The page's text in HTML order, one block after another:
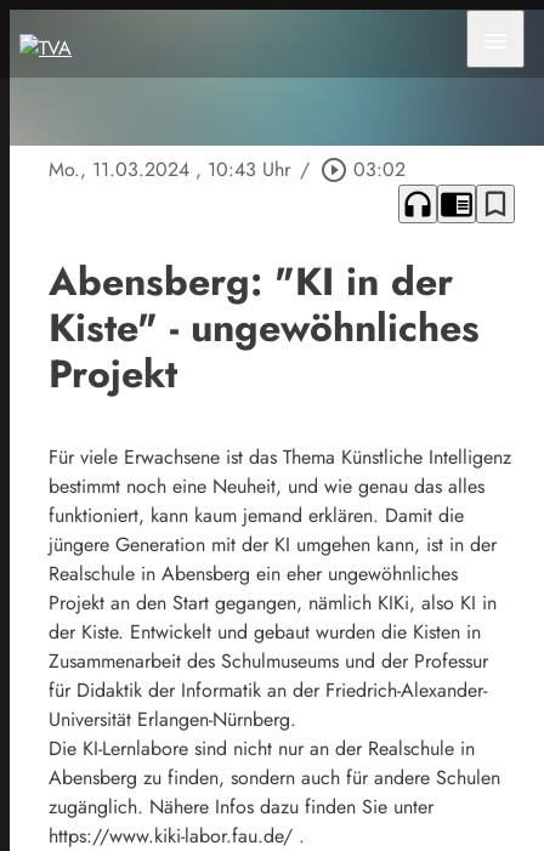
Mo., 11.03.2024 , 10:43 Uhr / play_circle_outline 03:02
headphones chrome_reader_mode bookmark_border
Abensberg: "KI in der
Kiste" - ungewöhnliches
Projekt
Für viele Erwachsene ist das Thema Künstliche Intelligenz
bestimmt noch eine Neuheit, und wie genau das alles
funktioniert, kann kaum jemand erklären. Damit die
jüngere Generation mit der KI umgehen kann, ist in der
Realschule in Abensberg ein eher ungewöhnliches
Projekt an den Start gegangen, nämlich KIKi, also KI in
der Kiste. Entwickelt und gebaut wurden die Kisten in
Zusammenarbeit des Schulmuseums und der Professur
für Didaktik der Informatik an der Friedrich-Alexander-
Universität Erlangen-Nürnberg.
Die KI-Lernlabore sind nicht nur an der Realschule in
Abensberg zu finden, sondern auch für andere Schulen
zugänglich. Nähere Infos dazu finden Sie unter
https://www.kiki-labor.fau.de/ .